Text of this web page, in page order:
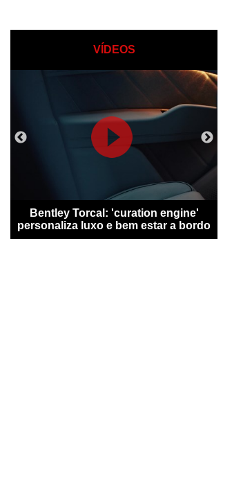
VÍDEOS
Bentley Torcal: 'curation engine'
personaliza luxo e bem estar a bordo